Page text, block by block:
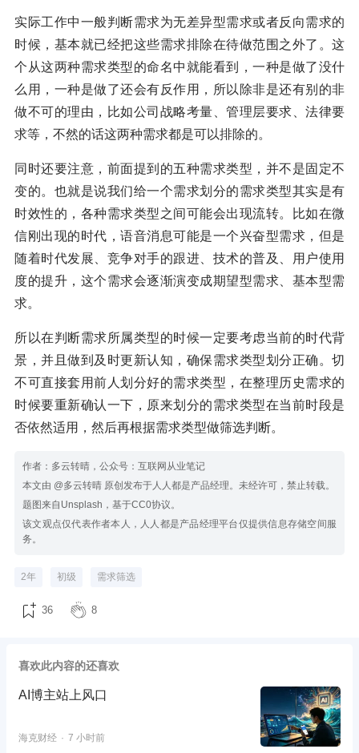
实际工作中一般判断需求为无差异型需求或者反向需求的
时候，基本就已经把这些需求排除在待做范围之外了。这
个从这两种需求类型的命名中就能看到，一种是做了没什
么用，一种是做了还会有反作用，所以除非是还有别的非
做不可的理由，比如公司战略考量、管理层要求、法律要
求等，不然的话这两种需求都是可以排除的。
同时还要注意，前面提到的五种需求类型，并不是固定不
变的。也就是说我们给一个需求划分的需求类型其实是有
时效性的，各种需求类型之间可能会出现流转。比如在微
信刚出现的时代，语音消息可能是一个兴奋型需求，但是
随着时代发展、竞争对手的跟进、技术的普及、用户使用
度的提升，这个需求会逐渐演变成期望型需求、基本型需
求。
所以在判断需求所属类型的时候一定要考虑当前的时代背
景，并且做到及时更新认知，确保需求类型划分正确。切
不可直接套用前人划分好的需求类型，在整理历史需求的
时候要重新确认一下，原来划分的需求类型在当前时段是
否依然适用，然后再根据需求类型做筛选判断。
作者：多云转晴，公众号：互联网从业笔记
本文由 @多云转晴 原创发布于人人都是产品经理。未经许可，禁止转载。
题图来自Unsplash，基于CC0协议。
该文观点仅代表作者本人，人人都是产品经理平台仅提供信息存储空间服
务。
2年 初级 需求筛选
36 8
喜欢此内容的还喜欢
AI博主站上风口
海克财经 7 小时前